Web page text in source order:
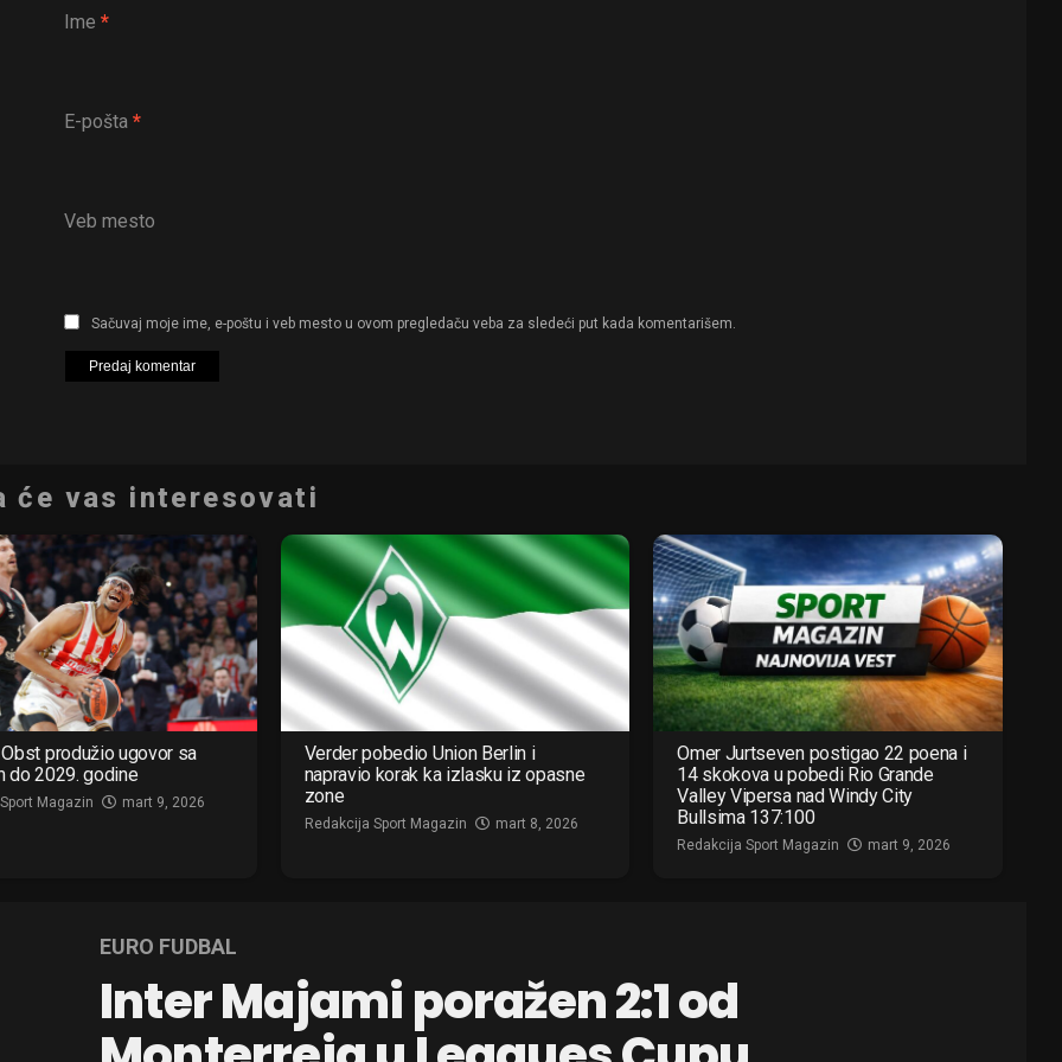
Ime *
E-pošta *
Veb mesto
Sačuvaj moje ime, e-poštu i veb mesto u ovom pregledaču veba za sledeći put kada komentarišem.
će vas interesovati
produžio ugovor sa
do 2029. godine
Magazin mart 9, 2026
Verder pobedio Union Berlin i
napravio korak ka izlasku iz opasne
zone
Redakcija Sport Magazin mart 8, 2026
Omer Jurtseven postigao 22 poena i
14 skokova u pobedi Rio Grande
Valley Vipersa nad Windy City
Bullsima 137:100
Redakcija Sport Magazin mart 9, 2026
EURO FUDBAL
Inter Majami poražen 2:1 od